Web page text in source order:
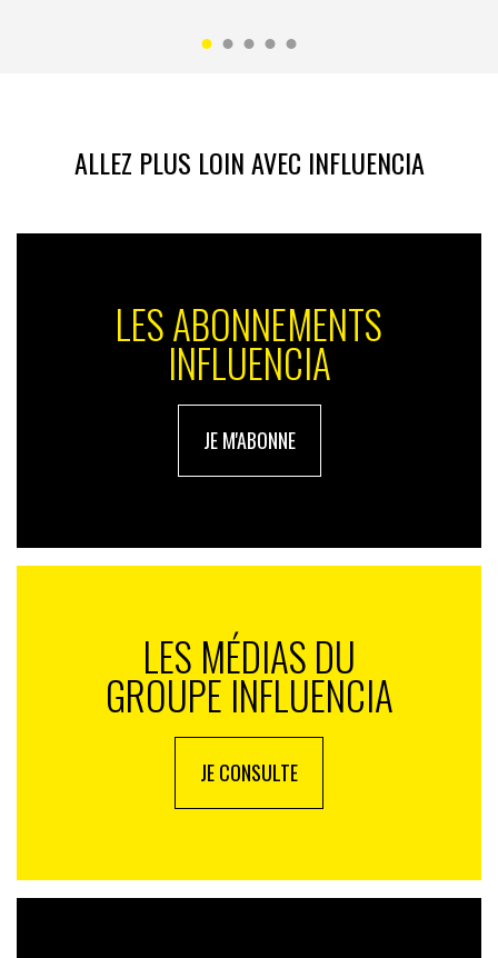
ALLEZ PLUS LOIN AVEC INFLUENCIA
LES ABONNEMENTS
INFLUENCIA
JE M'ABONNE
LES MÉDIAS DU
GROUPE INFLUENCIA
JE CONSULTE